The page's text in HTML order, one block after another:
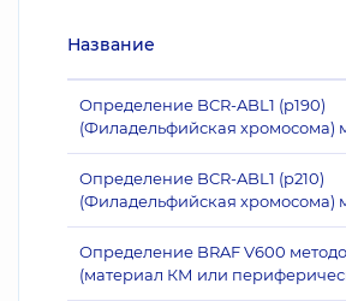
Название
Определение BCR-ABL1 (p190)
(Филадельфийская хромосома)
Определение BCR-ABL1 (p210)
(Филадельфийская хромосома)
Определение BRAF V600
(материал КМ или